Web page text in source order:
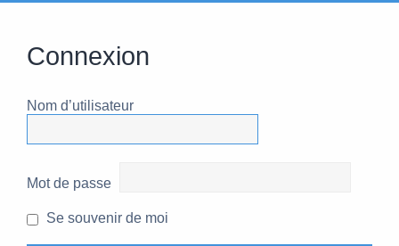
Connexion
Nom d’utilisateur
Mot de passe
Se souvenir de moi